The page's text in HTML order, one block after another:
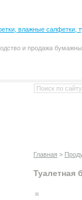
Главная >
Туалетная